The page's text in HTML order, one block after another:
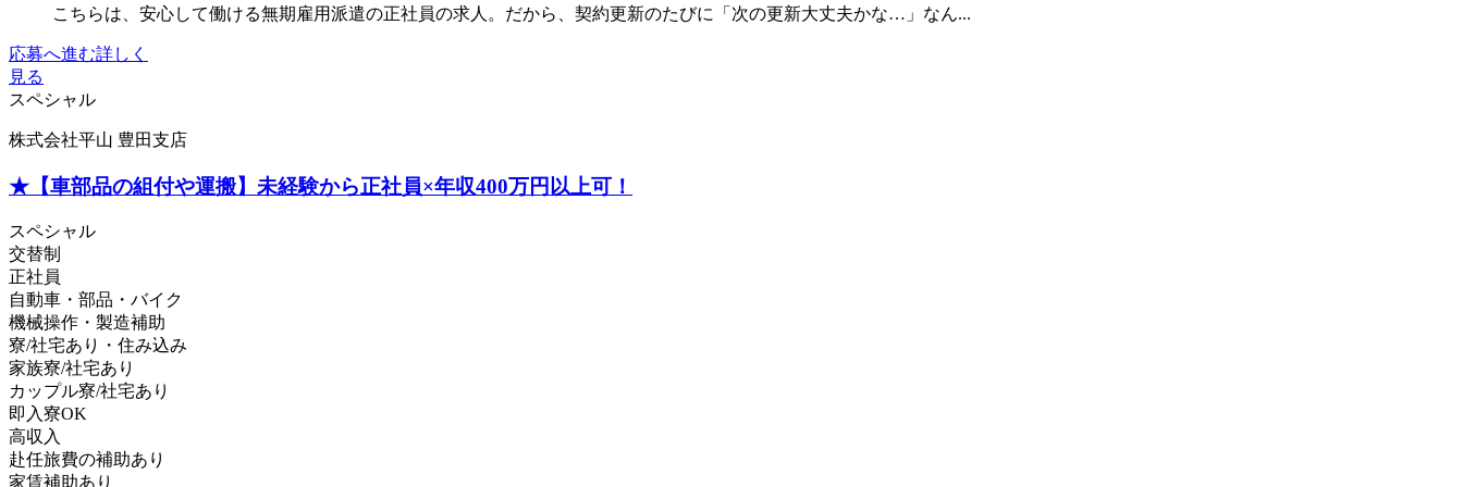
こちらは、安心して働ける無期雇用派遣の正社員の求人。だから、契約更新のたびに「次の更新大丈夫かな…」なん...
応募へ進む詳しく
見る
スペシャル
株式会社平山 豊田支店
★【車部品の組付や運搬】未経験から正社員×年収400万円以上可！
スペシャル
交替制
正社員
自動車・部品・バイク
機械操作・製造補助
寮/社宅あり・住み込み
家族寮/社宅あり
カップル寮/社宅あり
即入寮OK
高収入
赴任旅費の補助あり
家賃補助あり